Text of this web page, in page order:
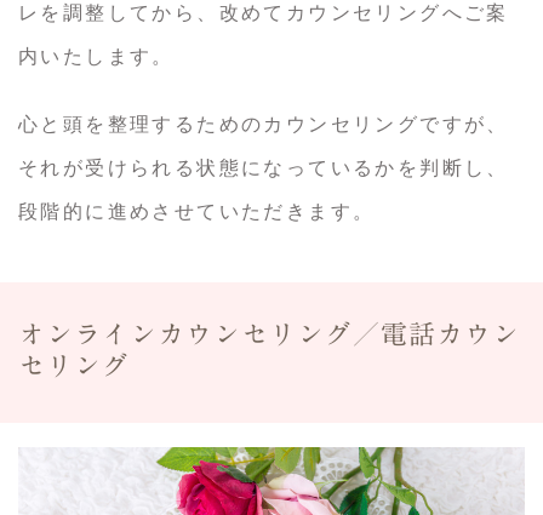
レを調整してから、改めてカウンセリングへご案
内いたします。
心と頭を整理するためのカウンセリングですが、
それが受けられる状態になっているかを判断し、
段階的に進めさせていただきます。
オンラインカウンセリング／電話カウン
セリング